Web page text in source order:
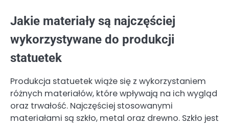
Jakie materiały są najczęściej
wykorzystywane do produkcji
statuetek
Produkcja statuetek wiąże się z wykorzystaniem
różnych materiałów, które wpływają na ich wygląd
oraz trwałość. Najczęściej stosowanymi
materiałami są szkło, metal oraz drewno. Szkło jest